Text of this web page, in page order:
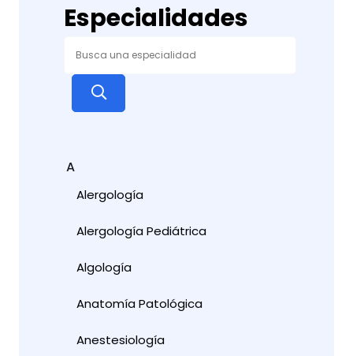
Especialidades
A
Alergología
Alergología Pediátrica
Algología
Anatomía Patológica
Anestesiología